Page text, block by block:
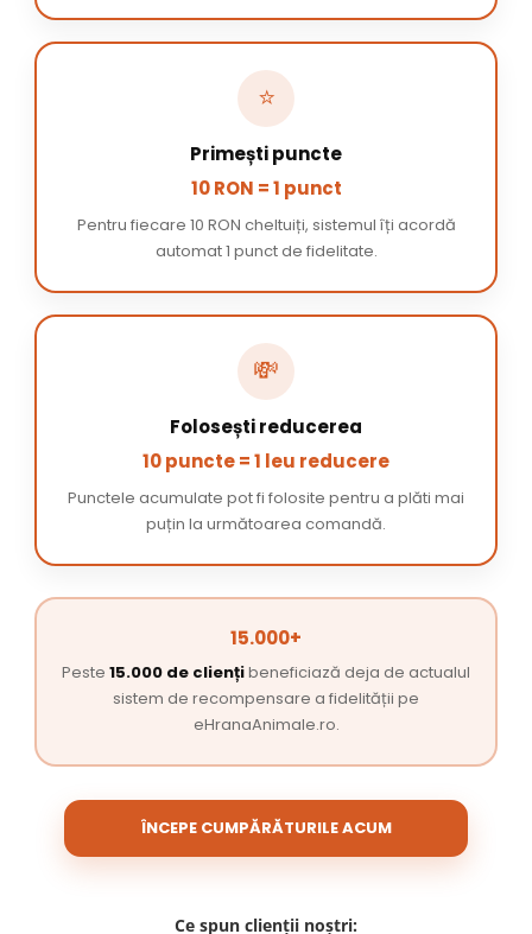
⭐
Primești puncte
10 RON = 1 punct
Pentru fiecare 10 RON cheltuiți, sistemul îți acordă
automat 1 punct de fidelitate.
💸
Folosești reducerea
10 puncte = 1 leu reducere
Punctele acumulate pot fi folosite pentru a plăti mai
puțin la următoarea comandă.
15.000+
Peste 15.000 de cliențibeneficiază deja de actualul
sistem de recompensare a fidelității pe
eHranaAnimale.ro.
ÎNCEPE CUMPĂRĂTURILE ACUM
Ce spun clienții noștri: